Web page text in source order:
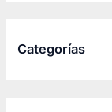
Categorías